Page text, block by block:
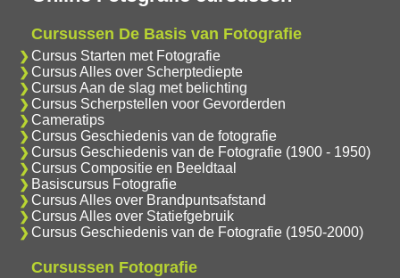
Cursussen De Basis van Fotografie
Cursus Starten met Fotografie
Cursus Alles over Scherptediepte
Cursus Aan de slag met belichting
Cursus Scherpstellen voor Gevorderden
Cameratips
Cursus Geschiedenis van de fotografie
Cursus Geschiedenis van de Fotografie (1900 - 1950)
Cursus Compositie en Beeldtaal
Basiscursus Fotografie
Cursus Alles over Brandpuntsafstand
Cursus Alles over Statiefgebruik
Cursus Geschiedenis van de Fotografie (1950-2000)
Cursussen Fotografie